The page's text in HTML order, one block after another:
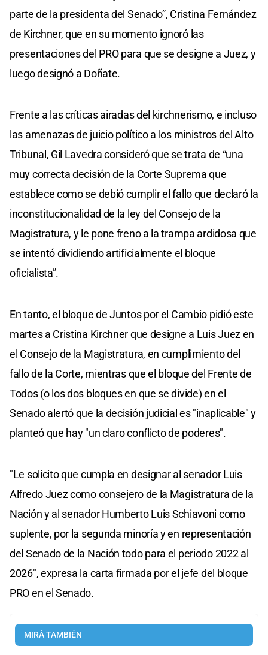
parte de la presidenta del Senado”, Cristina Fernández
de Kirchner, que en su momento ignoró las
presentaciones del PRO para que se designe a Juez, y
luego designó a Doñate.
Frente a las críticas airadas del kirchnerismo, e incluso
las amenazas de juicio político a los ministros del Alto
Tribunal, Gil Lavedra consideró que se trata de “una
muy correcta decisión de la Corte Suprema que
establece como se debió cumplir el fallo que declaró la
inconstitucionalidad de la ley del Consejo de la
Magistratura, y le pone freno a la trampa ardidosa que
se intentó dividiendo artificialmente el bloque
oficialista”.
En tanto, el bloque de Juntos por el Cambio pidió este
martes a Cristina Kirchner que designe a Luis Juez en
el Consejo de la Magistratura, en cumplimiento del
fallo de la Corte, mientras que el bloque del Frente de
Todos (o los dos bloques en que se divide) en el
Senado alertó que la decisión judicial es "inaplicable" y
planteó que hay "un claro conflicto de poderes".
"Le solicito que cumpla en designar al senador Luis
Alfredo Juez como consejero de la Magistratura de la
Nación y al senador Humberto Luis Schiavoni como
suplente, por la segunda minoría y en representación
del Senado de la Nación todo para el periodo 2022 al
2026", expresa la carta firmada por el jefe del bloque
PRO en el Senado.
MIRÁ TAMBIÉN